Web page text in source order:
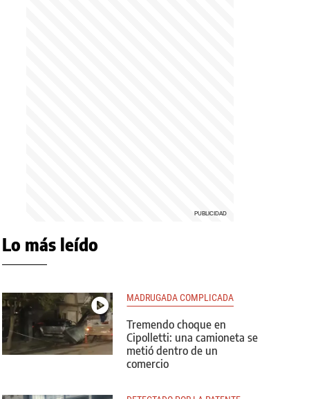
Lo más leído
MADRUGADA COMPLICADA
Tremendo choque en
Cipolletti: una camioneta se
metió dentro de un
comercio